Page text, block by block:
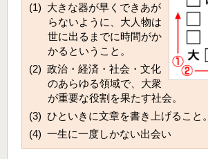
(1) 大きな器が早くできあが
らないように、大人物は
世に出るまでに時間がか
かるということ。
(2) 政治・経済・社会・文化
のあらゆる領域で、大衆
が重要な役割を果たす社会。
(3) ひといきに文章を書き上げること。
(4) 一生に一度しかない出会い